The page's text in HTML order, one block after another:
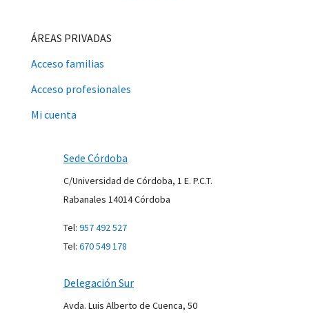
ÁREAS PRIVADAS
Acceso familias
Acceso profesionales
Mi cuenta
Sede Córdoba
C/Universidad de Córdoba, 1 E. P.C.T.
Rabanales 14014Córdoba
Tel: 957 492 527
Tel: 670 549 178
Delegación Sur
Avda. Luis Alberto de Cuenca, 50